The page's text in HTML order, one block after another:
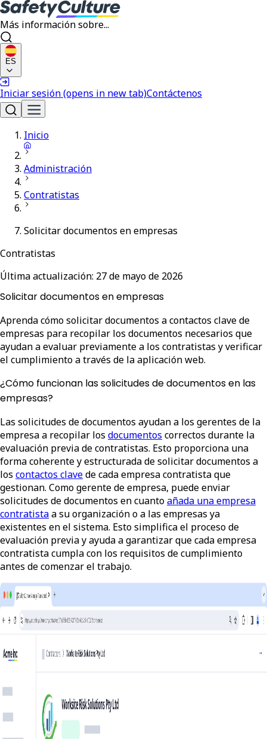
Más información sobre...
ES
Iniciar sesión(opens in new tab)Contáctenos
Inicio
Administración
Contratistas
Solicitar documentos en empresas
Contratistas
Última actualización: 27 de mayo de 2026
Solicitar documentos en empresas
Aprenda cómo solicitar documentos a contactos clave de
empresas para recopilar los documentos necesarios que
ayudan a evaluar previamente a los contratistas y verificar
el cumplimiento a través de la aplicación web.
¿Cómo funcionan las solicitudes de documentos en las
empresas?
Las solicitudes de documentos ayudan a los gerentes de la
empresa a recopilar los documentos correctos durante la
evaluación previa de contratistas. Esto proporciona una
forma coherente y estructurada de solicitar documentos a
los contactos clavede cada empresa contratista que
gestionan. Como gerente de empresa, puede enviar
solicitudes de documentos en cuantoañada una empresa
contratistaa su organización o a las empresas ya
existentes en el sistema. Esto simplifica el proceso de
evaluación previa y ayuda a garantizar que cada empresa
contratista cumpla con los requisitos de cumplimiento
antes de comenzar el trabajo.